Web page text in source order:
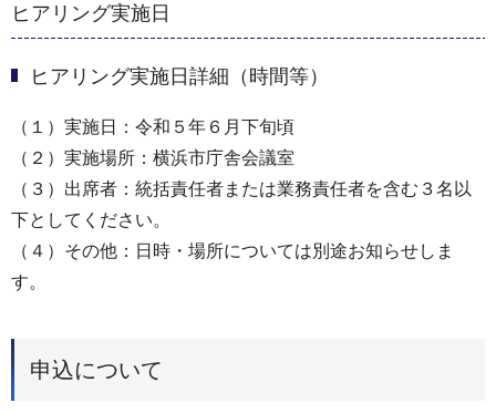
ヒアリング実施日
ヒアリング実施日詳細（時間等）
（１）実施日：令和５年６月下旬頃
（２）実施場所：横浜市庁舎会議室
（３）出席者：統括責任者または業務責任者を含む３名以
下としてください。
（４）その他：日時・場所については別途お知らせしま
す。
申込について